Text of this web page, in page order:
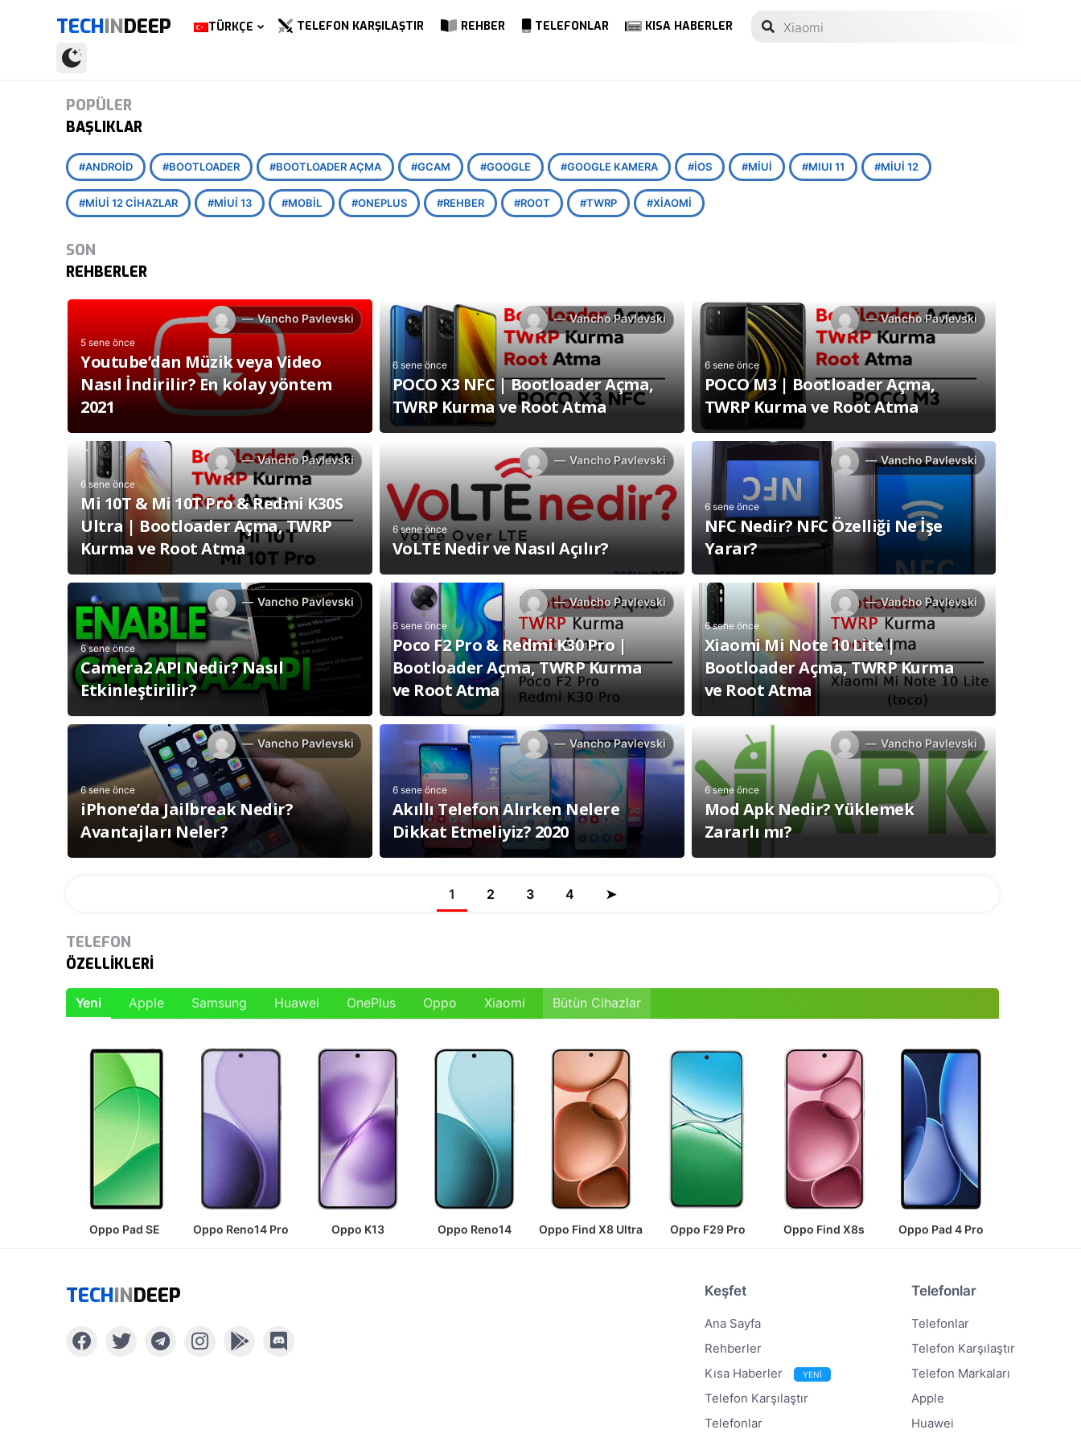
TECHINDEEP TÜRKÇE TELEFON KARŞILAŞTIR REHBER TELEFONLAR KISA HABERLER
POPÜLER
BAŞLIKLAR
ANDROID BOOTLOADER BOOTLOADER AÇMA GCAM GOOGLE GOOGLE KAMERA IOS MIUI MIUI 11 MIUI 12
MIUI 12 CIHAZLAR MIUI 13 MOBIL ONEPLUS REHBER ROOT TWRP XIAOMI
SON
REHBERLER
Vancho Pavlevski
5 sene önce
Youtube’dan Müzik veya Video
Nasıl İndirilir? En kolay yöntem
2021
Vancho Pavlevski
6 sene önce
POCO X3 NFC | Bootloader Açma,
TWRP Kurma ve Root Atma
Vancho Pavlevski
6 sene önce
POCO M3 | Bootloader Açma,
TWRP Kurma ve Root Atma
Vancho Pavlevski
6 sene önce
Mi 10T & Mi 10T Pro & Redmi K30S
Ultra | Bootloader Açma, TWRP
Kurma ve Root Atma
Vancho Pavlevski
6 sene önce
VoLTE Nedir ve Nasıl Açılır?
Vancho Pavlevski
6 sene önce
NFC Nedir? NFC Özelliği Ne İşe
Yarar?
Vancho Pavlevski
6 sene önce
Camera2 API Nedir? Nasıl
Etkinleştirilir?
Vancho Pavlevski
6 sene önce
Poco F2 Pro & Redmi K30 Pro |
Bootloader Açma, TWRP Kurma
ve Root Atma
Vancho Pavlevski
6 sene önce
Xiaomi Mi Note 10 Lite |
Bootloader Açma, TWRP Kurma
ve Root Atma
Vancho Pavlevski
6 sene önce
iPhone’da Jailbreak Nedir?
Avantajları Neler?
Vancho Pavlevski
6 sene önce
Akıllı Telefon Alırken Nelere
Dikkat Etmeliyiz? 2020
Vancho Pavlevski
6 sene önce
Mod Apk Nedir? Yüklemek
Zararlı mı?
1 2 3 4 ➤
TELEFON
ÖZELLİKLERİ
Yeni Apple Samsung Huawei OnePlus Oppo Xiaomi Bütün Cihazlar
Oppo Pad SE Oppo Reno14 Pro Oppo K13 Oppo Reno14 Oppo Find X8 Ultra Oppo F29 Pro Oppo Find X8s Oppo Pad 4 Pro
TECHINDEEP Keşfet
Ana Sayfa
Rehberler
Kısa Haberler
YENİ
Telefon Karşılaştır
Telefonlar
Telefonlar
Telefonlar
Telefon Karşılaştır
Telefon Markaları
Apple
Huawei